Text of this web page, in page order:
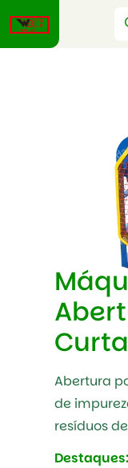
Curta
Abertura
de
resíduos
Destaques: